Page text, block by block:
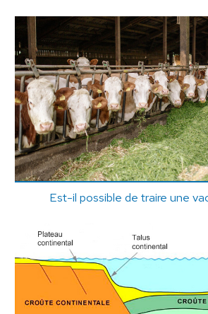
Est-il possible de traire une